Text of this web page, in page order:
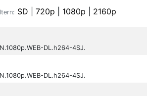
SD 720p 1080p 2160p
DL.h264-4SJ.
DL.h264-4SJ.